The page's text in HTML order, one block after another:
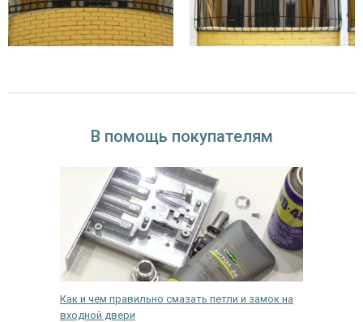
достоинств:
Широкое разнообразие дизайна — кованые или сварные
образованию ржавчины.
Купить глухие решетки на окна недорого
Фабрика «Тодес» предлагает вашему вниманию недорогие глухие
решетки на окна. Цену конструкций удобно уточнить у
консультантов интернет-магазина. Всегда в наличии широкий выбор
моделей, которые помогут защитить помещение от проникновения
злоумышленников. Вы также можете купитьраспашные решетки на
по привлекательной цене с доставкой и установкой изделия
под ключ. Специалисты компании «Тодес» изготавливают решетки в
В помощь покупателям
Как и чем правильно смазать петли и замок на
входной двери